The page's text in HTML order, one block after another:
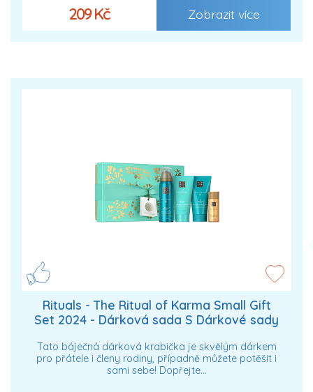
209 Kč Zobrazit více
Rituals - The Ritual of Karma Small Gift
Set 2024 - Dárková sada S Dárkové sady
Tato báječná dárková krabička je skvělým dárkem
pro přátele i členy rodiny, případně můžete potěšit i
sami sebe! Dopřejte…